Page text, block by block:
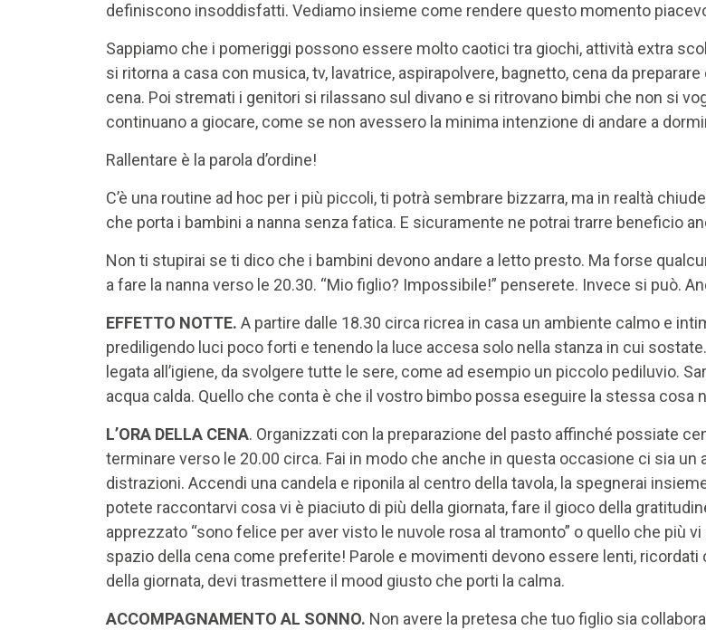
definiscono insoddisfatti. Vediamo insieme come rendere questo momento
Sappiamo che i pomeriggi possono essere molto caotici tra giochi, attività extra
si ritorna a casa con musica, tv, lavatrice, aspirapolvere, bagnetto, cena da
cena. Poi stremati i genitori si rilassano sul divano e si ritrovano bimbi che non si
continuano a giocare, come se non avessero la minima intenzione di andare a
Rallentare è la parola d’ordine!
C’è una routine ad hoc per i più piccoli, ti potrà sembrare bizzarra, ma in realtà
che porta i bambini a nanna senza fatica. E sicuramente ne potrai trarre beneficio
Non ti stupirai se ti dico che i bambini devono andare a letto presto. Ma forse
a fare la nanna verso le 20.30. “Mio figlio? Impossibile!” penserete. Invece si può.
EFFETTO NOTTE. A partire dalle 18.30 circa ricrea in casa un ambiente calmo e
prediligendo luci poco forti e tenendo la luce accesa solo nella stanza in cui
legata all’igiene, da svolgere tutte le sere, come ad esempio un piccolo pediluvio.
acqua calda. Quello che conta è che il vostro bimbo possa eseguire la stessa cosa
L’ORA DELLA CENA. Organizzati con la preparazione del pasto affinché possiate
terminare verso le 20.00 circa. Fai in modo che anche in questa occasione ci sia
distrazioni. Accendi una candela e riponila al centro della tavola, la spegnerai
potete raccontarvi cosa vi è piaciuto di più della giornata, fare il gioco della
apprezzato “sono felice per aver visto le nuvole rosa al tramonto” o quello che più
spazio della cena come preferite! Parole e movimenti devono essere lenti,
della giornata, devi trasmettere il mood giusto che porti la calma.
ACCOMPAGNAMENTO AL SONNO. Non avere la pretesa che tuo figlio sia